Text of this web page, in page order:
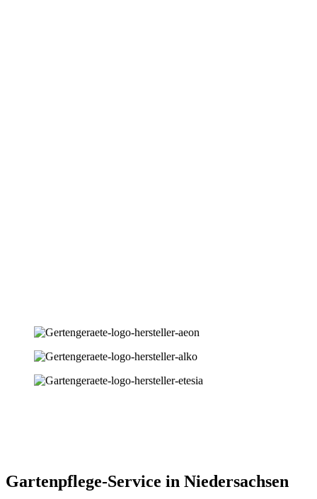
Gartenpflege-Service in Niedersachsen